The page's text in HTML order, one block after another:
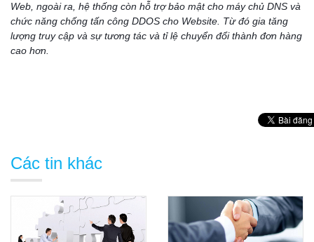
Web, ngoài ra, hệ thống còn hỗ trợ bảo mật cho máy chủ DNS và
chức năng chống tấn công DDOS cho Website. Từ đó gia tăng
lượng truy cập và sự tương tác và tỉ lệ chuyển đổi thành đơn hàng
cao hơn.
Các tin khác